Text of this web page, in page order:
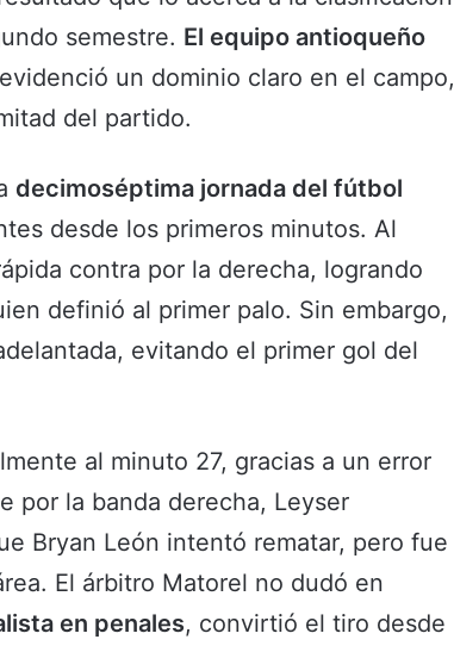
semestre. El equipo antioqueño
un dominio claro en el campo,
del partido.
decimoséptima jornada del fútbol
desde los primeros minutos. Al
contra por la derecha, logrando
definió al primer palo. Sin embargo,
evitando el primer gol del
al minuto 27, gracias a un error
por la banda derecha, Leyser
Bryan León intentó rematar, pero fue
El árbitro Matorel no dudó en
en penales, convirtió el tiro desde